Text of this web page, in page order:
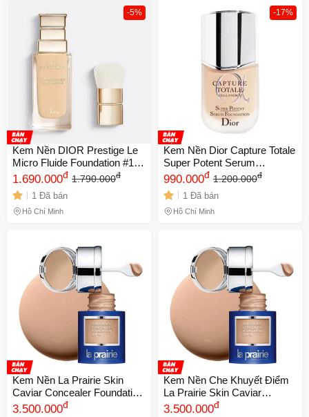
-5%
Kem Nền DIOR Prestige Le
Micro Fluide Foundation #1N
Neutral - Trang Điểm Cao
Cấp Giúp Che Khuyết Điểm,
Làn Da Tự Nhiên và Sang
Trọng
1.690.000đ 1.790.000đ
1 Đã bán
Hồ Chí Minh
-17%
Kem Nền Dior Capture Totale
Super Potent Serum
Foundation 30ml Tone 1N -
Lớp Nền Mịn Màng, Chống
Khuyết Điểm, Chính Hãng
990.000đ 1.200.000đ
1 Đã bán
Hồ Chí Minh
Kem Nền La Prairie Skin
Caviar Concealer Foundation
SPF 15 Tone NC05 - Kem
3.500.000đ
Kem Nền Che Khuyết Điểm
La Prairie Skin Caviar
Concealer Foundation SPF
3.500.000đ